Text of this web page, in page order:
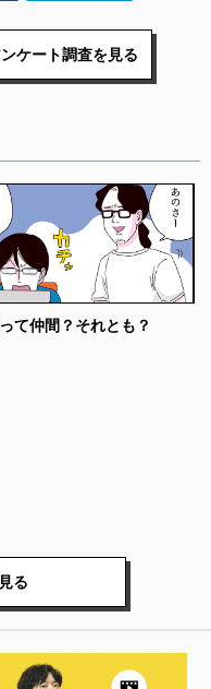
ケート調査を見る
て仲間？それとも？
る